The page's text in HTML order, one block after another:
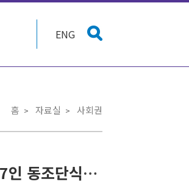
ENG
홈 자료실 사회권
천둥 소리같은 꼬르륵 소리 : 쌍용자동차 해고자 복직 촉구 여성계 77인 동조단식에 참여하다